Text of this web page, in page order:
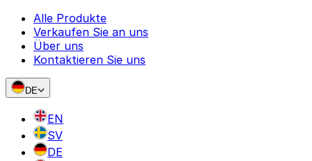
Alle Produkte
Verkaufen Sie an uns
Über uns
Kontaktieren Sie uns
DE
EN
SV
DE